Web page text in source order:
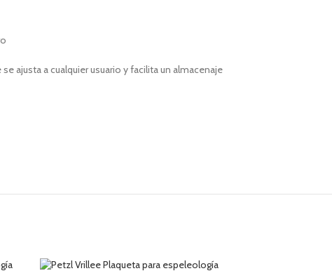
ajusta a cualquier usuario y facilita un almacenaje